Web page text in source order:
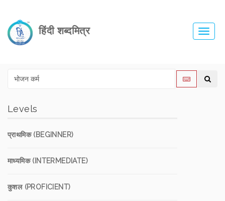
हिंदी शब्दमित्र
Levels
प्राथमिक (BEGINNER)
माध्यमिक (INTERMEDIATE)
कुशल (PROFICIENT)